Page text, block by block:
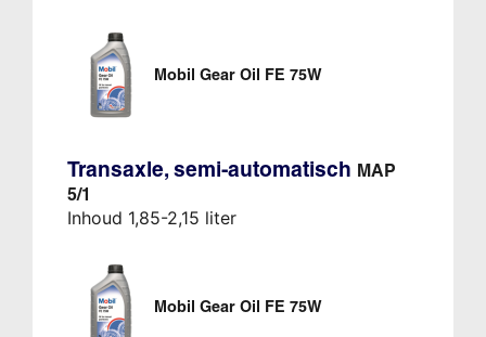
Mobil Gear Oil FE 75W
Transaxle, semi-automatisch MAP
5/1
Inhoud 1,85-2,15 liter
Mobil Gear Oil FE 75W